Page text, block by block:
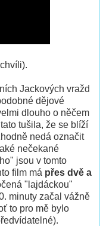
Jackových vražd
dějové
dlouho o něčem
tušila, že se blíží
nedá označit
nečekané
jsou v tomto
film má přes dvě a
"lajdáckou"
minuty začal vážně
to pro mě bylo